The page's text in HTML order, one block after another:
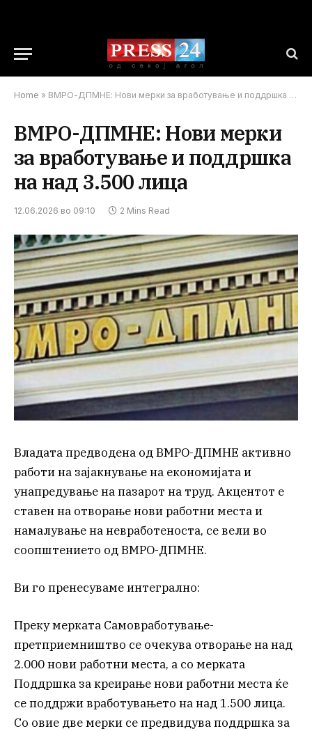
Home » ВМРО-ДПМНЕ: Нови мерки за вработување и поддршка на над 3.500 лица
ВМРО-ДПМНЕ: Нови мерки
за вработување и поддршка
на над 3.500 лица
12.06.2026 во 09:10 2 Mins Read
Владата предводена од ВМРО-ДПМНЕ активно
работи на зајакнување на економијата и
унапредување на пазарот на труд. Акцентот е
ставен на отворање нови работни места и
намалување на невработеноста, се вели во
соопштението од ВМРО-ДПМНЕ.
Ви го пренесуваме интегрално:
Преку мерката Самовработување-
претприемништво се очекува отворање на над
2.000 нови работни места, a со мерката
Поддршка за креирање нови работни места ќе
се поддржи вработувањето на над 1.500 лица.
Со овие две мерки се предвидува поддршка за